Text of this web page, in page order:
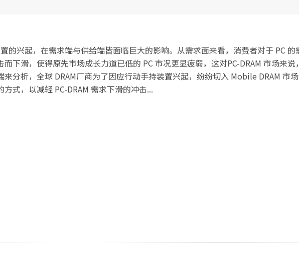
的兴起，在需求端与供给端皆面临巨大的影响。从需求面来看，消费者对于 PC 的
下滑，使得原先市场成长力道已低的 PC 市况更显疲弱，这对PC-DRAM 市场来说
分析，全球 DRAM厂商为了因应行动手持装置兴起，纷纷切入 Mobile DRAM 市
式，以减轻 PC-DRAM 需求下滑的冲击...